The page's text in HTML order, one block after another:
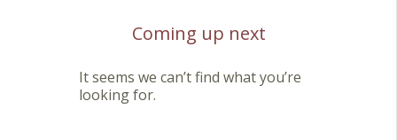
Coming up next
It seems we can’t find what you’re
looking for.